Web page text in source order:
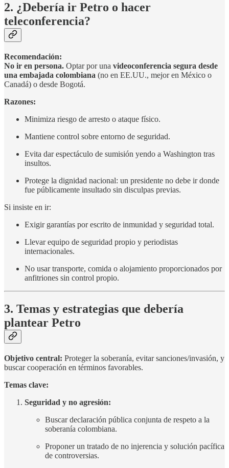
2. ¿Debería ir Petro o hacer
teleconferencia?
Recomendación:
No ir en persona. Optar por una videoconferencia segura desde
una embajada colombiana (no en EE.UU., mejor en México o
Canadá) o desde Bogotá.
Razones:
Minimiza riesgo de arresto o ataque físico.
Mantiene control sobre entorno de seguridad.
Evita dar espectáculo de sumisión yendo a Washington tras
insultos.
Protege la dignidad nacional: un presidente no debe ir donde
fue públicamente insultado sin disculpas previas.
Si insiste en ir:
Exigir garantías por escrito de inmunidad y seguridad total.
Llevar equipo de seguridad propio y periodistas
internacionales.
No usar transporte, comida o alojamiento proporcionados por
anfitriones sin control propio.
3. Temas y estrategias que debería
plantear Petro
Objetivo central: Proteger la soberanía, evitar sanciones/invasión, y
buscar cooperación en términos favorables.
Temas clave:
Seguridad y no agresión:
Buscar declaración pública conjunta de respeto a la
soberanía colombiana.
Proponer un tratado de no injerencia y solución pacífica
de controversias.